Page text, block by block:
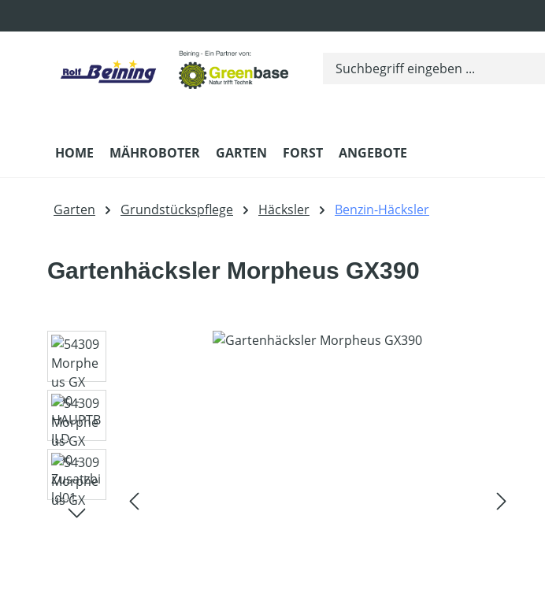
HOME MÄHROBOTER GARTEN FORST ANGEBOTE
Garten Grundstückspflege Häcksler Benzin-Häcksler
Gartenhäcksler Morpheus GX390
Bildergalerie überspringen